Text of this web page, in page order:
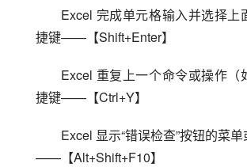
Excel 完成单元格输入并选择上
捷键——【Shift+Enter】
Excel 重复上一个命令或操作（
捷键——【Ctrl+Y】
Excel 显示“错误检查”按钮的菜
——【Alt+Shift+F10】